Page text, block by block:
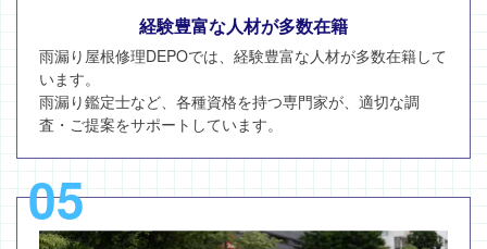
経験豊富な人材が多数在籍
雨漏り屋根修理DEPOでは、経験豊富な人材が多数在籍して
います。
雨漏り鑑定士など、各種資格を持つ専門家が、適切な調
査・ご提案をサポートしています。
05